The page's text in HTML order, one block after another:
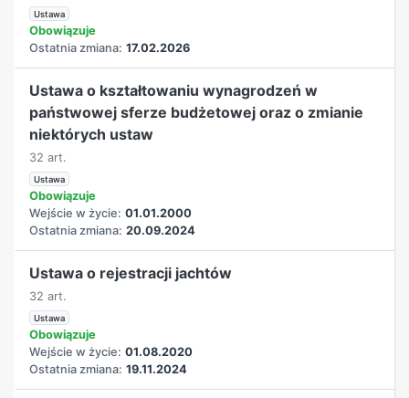
Ustawa
Obowiązuje
Ostatnia zmiana: 17.02.2026
Ustawa o kształtowaniu wynagrodzeń w
państwowej sferze budżetowej oraz o zmianie
niektórych ustaw
32 art.
Ustawa
Obowiązuje
Wejście w życie: 01.01.2000
Ostatnia zmiana: 20.09.2024
Ustawa o rejestracji jachtów
32 art.
Ustawa
Obowiązuje
Wejście w życie: 01.08.2020
Ostatnia zmiana: 19.11.2024